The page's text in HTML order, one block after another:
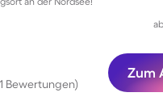
Bewertungen)
ab
Zum